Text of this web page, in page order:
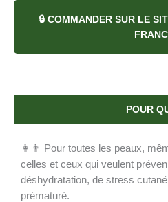
🔒 COMMANDER SUR LE
POUR
👩👨 Pour toutes les peaux,
celles et ceux qui veulent
déshydratation, de stress
prématuré.